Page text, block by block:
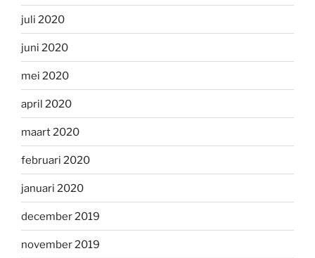
juli 2020
juni 2020
mei 2020
april 2020
maart 2020
februari 2020
januari 2020
december 2019
november 2019